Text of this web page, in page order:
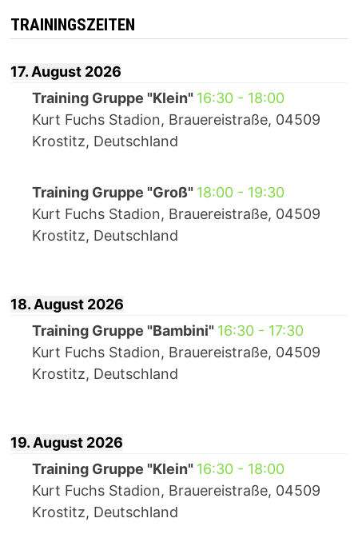
TRAININGSZEITEN
17. August 2026
Training Gruppe "Klein" 16:30- 18:00
Kurt Fuchs Stadion, Brauereistraße, 04509
Krostitz, Deutschland
Training Gruppe "Groß" 18:00- 19:30
Kurt Fuchs Stadion, Brauereistraße, 04509
Krostitz, Deutschland
18. August 2026
Training Gruppe "Bambini" 16:30- 17:30
Kurt Fuchs Stadion, Brauereistraße, 04509
Krostitz, Deutschland
19. August 2026
Training Gruppe "Klein" 16:30- 18:00
Kurt Fuchs Stadion, Brauereistraße, 04509
Krostitz, Deutschland